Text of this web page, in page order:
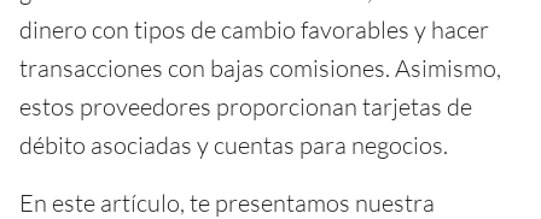
dinero con tipos de cambio favorables y hacer
transacciones con bajas comisiones. Asimismo,
estos proveedores proporcionan tarjetas de
débito asociadas y cuentas para negocios.
En este artículo, te presentamos nuestra